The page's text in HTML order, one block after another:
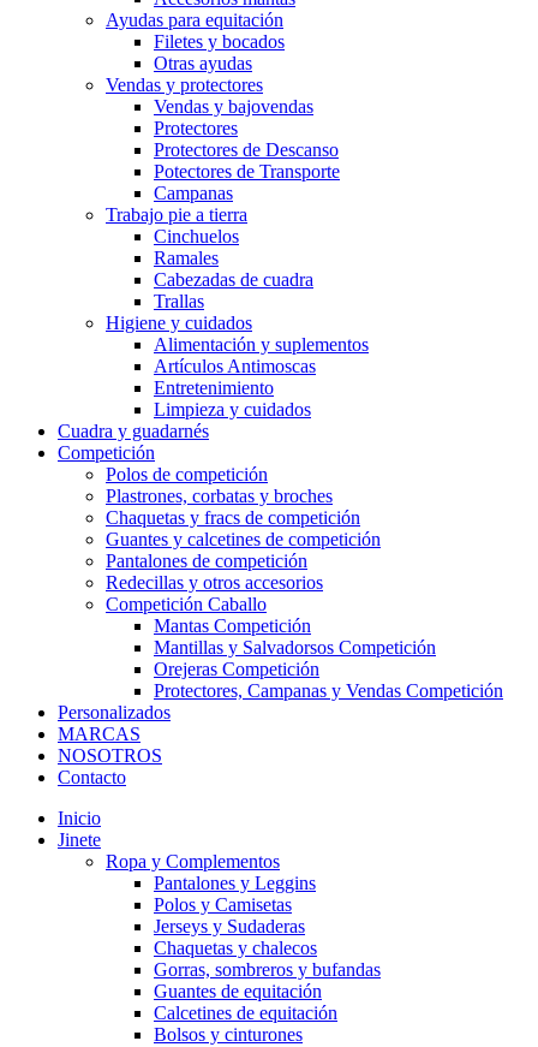
Ayudas para equitación
Filetes y bocados
Otras ayudas
Vendas y protectores
Vendas y bajovendas
Protectores
Protectores de Descanso
Potectores de Transporte
Campanas
Trabajo pie a tierra
Cinchuelos
Ramales
Cabezadas de cuadra
Trallas
Higiene y cuidados
Alimentación y suplementos
Artículos Antimoscas
Entretenimiento
Limpieza y cuidados
Cuadra y guadarnés
Competición
Polos de competición
Plastrones, corbatas y broches
Chaquetas y fracs de competición
Guantes y calcetines de competición
Pantalones de competición
Redecillas y otros accesorios
Competición Caballo
Mantas Competición
Mantillas y Salvadorsos Competición
Orejeras Competición
Protectores, Campanas y Vendas Competición
Personalizados
MARCAS
NOSOTROS
Contacto
Inicio
Jinete
Ropa y Complementos
Pantalones y Leggins
Polos y Camisetas
Jerseys y Sudaderas
Chaquetas y chalecos
Gorras, sombreros y bufandas
Guantes de equitación
Calcetines de equitación
Bolsos y cinturones